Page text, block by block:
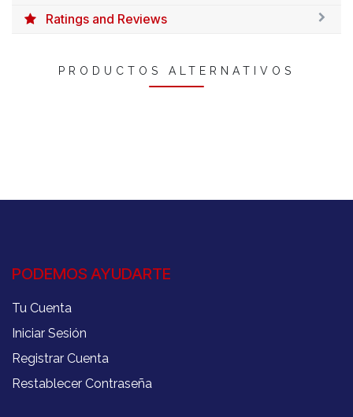
Ratings and Reviews
PRODUCTOS ALTERNATIVOS
PODEMOS AYUDARTE
Tu Cuenta
Iniciar Sesión
Registrar Cuenta
Restablecer Contraseña